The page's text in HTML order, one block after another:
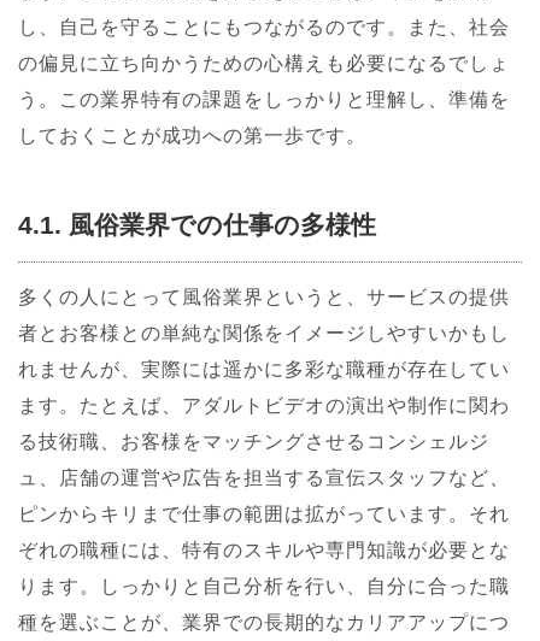
し、自己を守ることにもつながるのです。また、社会
の偏見に立ち向かうための心構えも必要になるでしょ
う。この業界特有の課題をしっかりと理解し、準備を
しておくことが成功への第一歩です。
4.1. 風俗業界での仕事の多様性
多くの人にとって風俗業界というと、サービスの提供
者とお客様との単純な関係をイメージしやすいかもし
れませんが、実際には遥かに多彩な職種が存在してい
ます。たとえば、アダルトビデオの演出や制作に関わ
る技術職、お客様をマッチングさせるコンシェルジ
ュ、店舗の運営や広告を担当する宣伝スタッフなど、
ピンからキリまで仕事の範囲は拡がっています。それ
ぞれの職種には、特有のスキルや専門知識が必要とな
ります。しっかりと自己分析を行い、自分に合った職
種を選ぶことが、業界での長期的なカリアアップにつ